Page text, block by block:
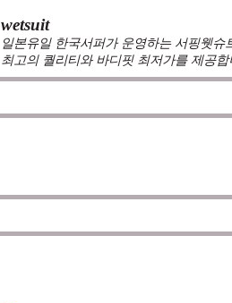
wetsuit
일본유일 한국서퍼가 운영하는 서핑웻
최고의 퀄리티와 바디핏 최저가를 제공합